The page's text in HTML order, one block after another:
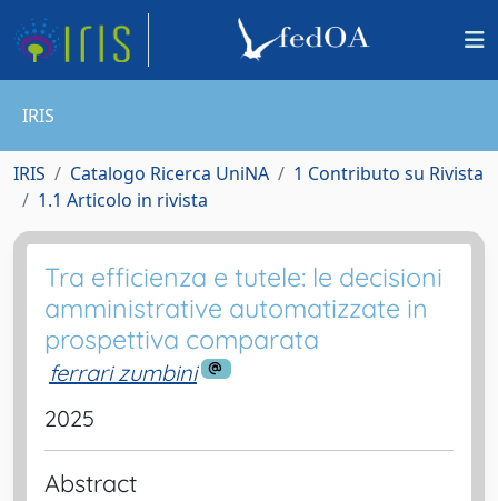
IRIS
IRIS Catalogo Ricerca UniNA
1 Contributo su Rivista
1.1 Articolo in rivista
Tra efficienza e tutele: le decisioni
amministrative automatizzate in
prospettiva comparata
ferrari zumbini
2025
Abstract